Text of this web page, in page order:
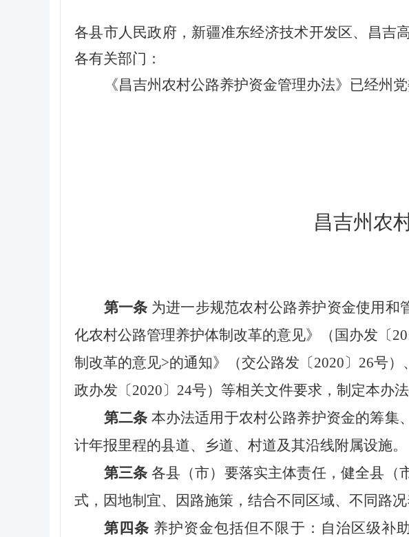
各县市人民政府，新疆准东经济技术开发区、昌吉
各有关部门：
《昌吉州农村公路养护资金管理办法》已经州
昌吉州农
第一条 为进一步规范农村公路养护资金使用和
化农村公路管理养护体制改革的意见》（国办发〔
制改革的意见>的通知》（交公路发〔2020〕26号
政办发〔2020〕24号）等相关文件要求，制定本办法
第二条 本办法适用于农村公路养护资金的筹集
计年报里程的县道、乡道、村道及其沿线附属设施。
第三条 各县（市）要落实主体责任，健全县（
式，因地制宜、因路施策，结合不同区域、不同路
第四条 养护资金包括但不限于：自治区级补